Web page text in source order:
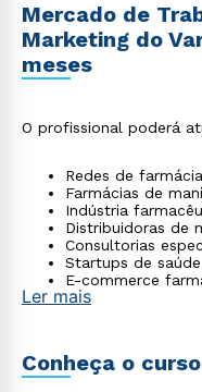
Mercado de
Marketing do
meses
O profissional poderá
Redes de
Farmácias de
Indústria
Distribuidoras de
Consultorias
Startups de
E-commerce
É crescente
Ler mais
Conheça o curso